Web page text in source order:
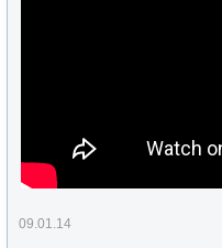
09.01.14